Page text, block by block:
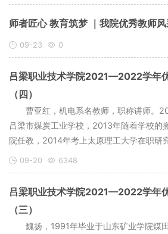
师者匠心 教育筑梦 ｜我院优秀教师风
09-23 0
吕梁职业技术学院2021—2022学年
（四）
曹亚红，机电系名教师，职称讲师。
吕梁市煤炭工业学校，2013年随着学校的
院任教，2014年考上太原理工大学在职研
09-20 6348
吕梁职业技术学院2021—2022学年
（三）
魏扬，1991年毕业于山东矿业学院煤